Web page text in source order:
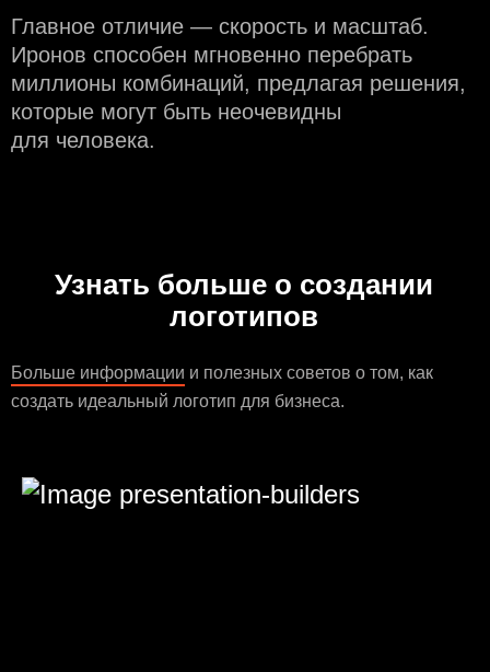
Главное отличие — скорость и масштаб.
Иронов способен мгновенно перебрать
миллионы комбинаций, предлагая решения,
которые могут быть неочевидны
для человека.
Узнать больше о создании
логотипов
Больше информации и полезных советов о том, как
создать идеальный логотип для бизнеса.